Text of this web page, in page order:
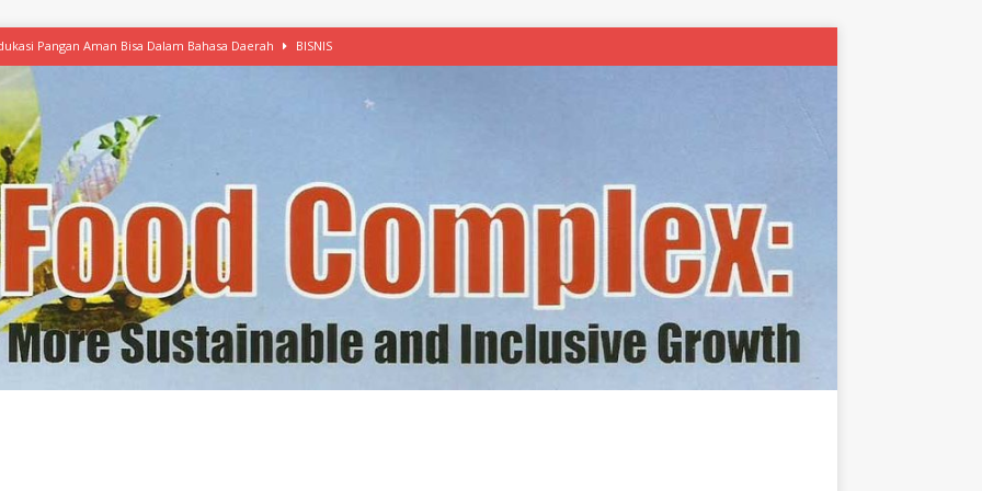
Pangan Aman Bisa Dalam Bahasa Daerah BISNIS
Mulai Ekspansi, IKEA dan MSC Dukung Seafood Berkelanjutan
Free Versi Healthy Choice, Tepung Talas Kimpul Pilihan Menu Sehat
Latih Olah Singkong, KKN Universitas Lampung Kenalkan Sosmocaf
Makanan dengan McCormick, Ciptakan Raksasa Rp1.100 Triliun